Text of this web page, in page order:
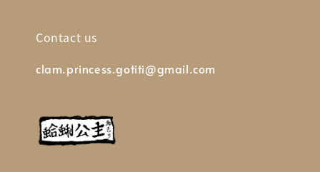
Contact us
clam.princess.gotiti@gmail.com